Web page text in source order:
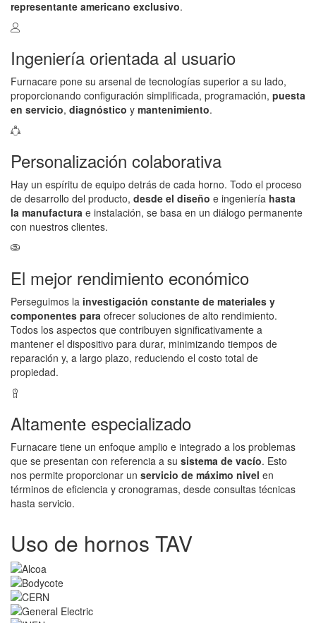
representante americano exclusivo.
Ingeniería orientada al usuario
Furnacare pone su arsenal de tecnologías superior a su lado,
proporcionando configuración simplificada, programación, puesta
en servicio, diagnóstico y mantenimiento.
Personalización colaborativa
Hay un espíritu de equipo detrás de cada horno. Todo el proceso
de desarrollo del producto, desde el diseño e ingeniería hasta
la manufactura e instalación, se basa en un diálogo permanente
con nuestros clientes.
El mejor rendimiento económico
Perseguimos la investigación constante de materiales y
componentes para ofrecer soluciones de alto rendimiento.
Todos los aspectos que contribuyen significativamente a
mantener el dispositivo para durar, minimizando tiempos de
reparación y, a largo plazo, reduciendo el costo total de
propiedad.
Altamente especializado
Furnacare tiene un enfoque amplio e integrado a los problemas
que se presentan con referencia a su sistema de vacío. Esto
nos permite proporcionar un servicio de máximo nivel en
términos de eficiencia y cronogramas, desde consultas técnicas
hasta servicio.
Uso de hornos TAV